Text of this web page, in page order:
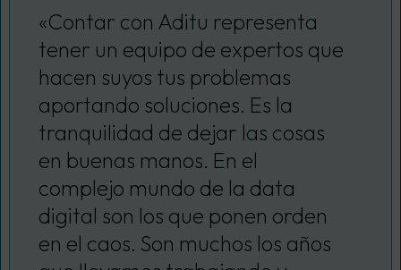
«Contar con Aditu representa
tener un equipo de expertos que
hacen suyos tus problemas
aportando soluciones. Es la
tranquilidad de dejar las cosas
en buenas manos. En el
complejo mundo de la data
digital son los que ponen orden
en el caos. Son muchos los años